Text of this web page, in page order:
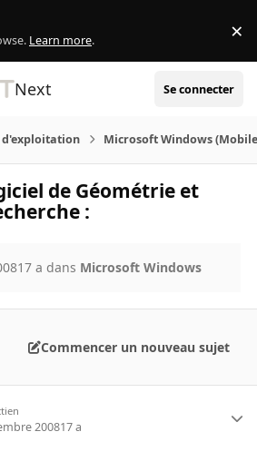
Learn more. ×
Next Se connecter
d'exploitation Microsoft Windows
de Géométrie et
:
17 a dans Microsoft Windows
Commencer un nouveau sujet
200817 a